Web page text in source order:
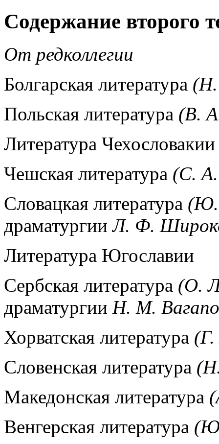
Содержание второго
От редколлегии
Болгарская литература
Польская литература (В.
Литература Чехословакии
Чешская литература (С.
Словацкая литература (Ю.
драматургииЛ. Ф.
Литература Югославии
Сербская литература (О.
драматургии Н. М.
Хорватская литература
Словенская литература
Македонская литература
Венгерская литература